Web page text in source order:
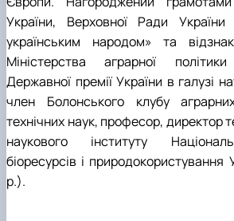
України, Верховної Ради
українським народом» та
Міністерства аграрної
Державної премії України в галузі
член Болонського клубу
технічних наук, професор, директор
наукового інституту
біоресурсів і природокористування
р.).